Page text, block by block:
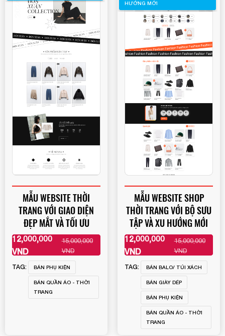
MẪU WEBSITE THỜI
TRANG VỚI GIAO DIỆN
ĐẸP MẮT VÀ TỐI ƯU
12,000,000
VND
15,000,000
VND
XEM THÊM
TAG: BÁN PHỤ KIỆN
BÁN QUẦN ÁO - THỜI
TRANG
MẪU WEBSITE SHOP
THỜI TRANG VỚI BỘ SƯU
TẬP VÀ XU HƯỚNG MỚI
12,000,000
VND
15,000,000
VND
XEM THÊM
TAG: BÁN BALO/ TÚI XÁCH
BÁN GIÀY DÉP
BÁN PHỤ KIỆN
BÁN QUẦN ÁO - THỜI
TRANG
HƯỚNG MỚI